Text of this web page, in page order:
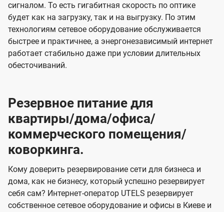
сигналом. То есть гигабитная скорость по оптике
будет как на загрузку, так и на выгрузку. По этим
технологиям сетевое оборудование обслуживается
быстрее и практичнее, а энергонезависимый интернет
работает стабильно даже при условии длительных
обесточиваний.
Резервное питание для
квартиры/дома/офиса/
коммерческого помещения/
коворкинга.
Кому доверить резервирование сети для бизнеса и
дома, как не бизнесу, который успешно резервирует
себя сам? Интернет-оператор UTELS резервирует
собственное сетевое оборудование и офисы в Киеве и